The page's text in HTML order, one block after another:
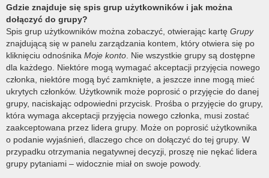
Gdzie znajduje się spis grup użytkowników i jak można
dołączyć do grupy?
Spis grup użytkowników można zobaczyć, otwierając kartę Grupy
znajdującą się w panelu zarządzania kontem, który otwiera się po
kliknięciu odnośnika Moje konto . Nie wszystkie grupy są dostępne
dla każdego. Niektóre mogą wymagać akceptacji przyjęcia nowego
członka, niektóre mogą być zamknięte, a jeszcze inne mogą mieć
ukrytych członków. Użytkownik może poprosić o przyjęcie do danej
grupy, naciskając odpowiedni przycisk. Prośba o przyjęcie do grupy,
która wymaga akceptacji przyjęcia nowego członka, musi zostać
zaakceptowana przez lidera grupy. Może on poprosić użytkownika
o podanie wyjaśnień, dlaczego chce on dołączyć do tej grupy. W
przypadku otrzymania negatywnej decyzji, proszę nie nękać lidera
grupy pytaniami – widocznie miał on swoje powody.